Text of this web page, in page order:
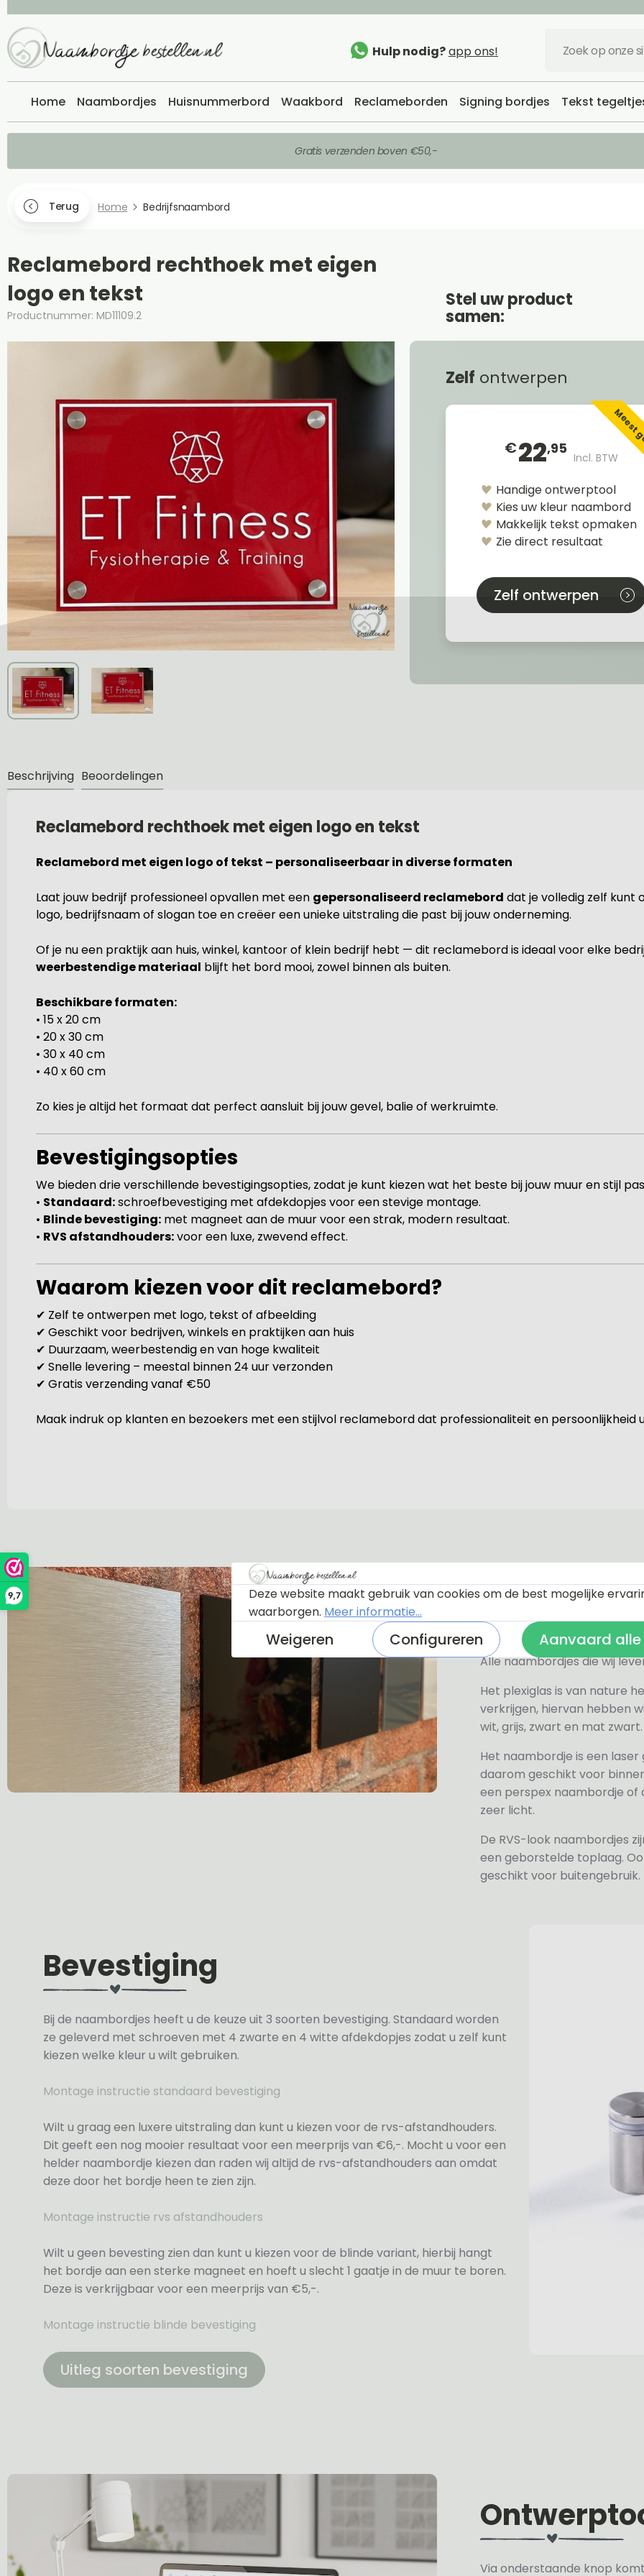
9,7
Hulp nodig?app ons!
Home Naambordjes Huisnummerbord Waakbord Reclameborden Signing bordjes Tekst
Gratis verzenden boven €50,-
Terug Home Bedrijfsnaambord
Reclamebord rechthoek met eigen
logo en tekst
Productnummer: MD11109.2
Stel uw product
samen:
Zelf ontwerpen
€22,95
Incl. BTW
Handige ontwerptool
Kies uw kleur naambord
Makkelijk tekst opmaken
Zie direct resultaat
Zelf ontwerpen
Beschrijving Beoordelingen
Reclamebord rechthoek met eigen logo en tekst
Reclamebord met eigen logo of tekst – personaliseerbaar in diverse formaten
Laat jouw bedrijf professioneel opvallen met een gepersonaliseerd reclamebord dat je volledig zelf kunt
logo, bedrijfsnaam of slogan toe en creëer een unieke uitstraling die past bij jouw onderneming.
Of je nu een praktijk aan huis, winkel, kantoor of klein bedrijf hebt — dit reclamebord is ideaal voor elke
weerbestendige materiaal blijft het bord mooi, zowel binnen als buiten.
Beschikbare formaten:
• 15 x 20 cm
• 20 x 30 cm
• 30 x 40 cm
• 40 x 60 cm
Zo kies je altijd het formaat dat perfect aansluit bij jouw gevel, balie of werkruimte.
Bevestigingsopties
We bieden drie verschillende bevestigingsopties, zodat je kunt kiezen wat het beste bij jouw muur en stijl
• Standaard:schroefbevestiging met afdekdopjes voor een stevige montage.
• Blinde bevestiging: met magneet aan de muur voor een strak, modern resultaat.
• RVS afstandhouders:voor een luxe, zwevend effect.
Waarom kiezen voor dit reclamebord?
✔ Zelf te ontwerpen met logo, tekst of afbeelding
✔ Geschikt voor bedrijven, winkels en praktijken aan huis
✔ Duurzaam, weerbestendig en van hoge kwaliteit
✔ Snelle levering – meestal binnen 24 uur verzonden
✔ Gratis verzending vanaf €50
Maak indruk op klanten en bezoekers met een stijlvol reclamebord dat professionaliteit en persoonlijkheid
Materiaal
Alle naambordjes die wij
Het plexiglas is van nature
verkrijgen, hiervan hebben
wit, grijs, zwart en mat zwart.
Het naambordje is een
daarom geschikt voor
een perspex naambordje
zeer licht.
De RVS-look naambordjes
een geborstelde toplaag.
geschikt voor buitengebruik.
Bevestiging
Bij de naambordjes heeft u de keuze uit 3 soorten bevestiging. Standaard worden
ze geleverd met schroeven met 4 zwarte en 4 witte afdekdopjes zodat u zelf kunt
kiezen welke kleur u wilt gebruiken.
Montage instructie standaard bevestiging
Wilt u graag een luxere uitstraling dan kunt u kiezen voor de rvs-afstandhouders.
Dit geeft een nog mooier resultaat voor een meerprijs van €6,-. Mocht u voor een
helder naambordje kiezen dan raden wij altijd de rvs-afstandhouders aan omdat
deze door het bordje heen te zien zijn.
Montage instructie rvs afstandhouders
Wilt u geen bevesting zien dan kunt u kiezen voor de blinde variant, hierbij hangt
het bordje aan een sterke magneet en hoeft u slecht 1 gaatje in de muur te boren.
Deze is verkrijgbaar voor een meerprijs van €5,-.
Montage instructie blinde bevestiging
Uitleg soorten bevestiging
Via onderstaande knop
Deze website maakt gebruik van cookies om de best mogelijke
waarborgen. Meer informatie...
Weigeren Configureren Aanvaard